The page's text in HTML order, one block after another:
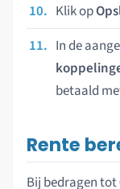
Klik op
In de
betaald
Rente
Bij bedragen tot